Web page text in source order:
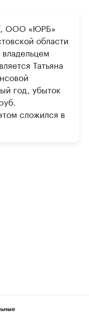
ООО «ЮРБ»
области
Татьяна
год, убыток
сложился в